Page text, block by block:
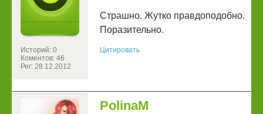
Историй: 0
Коментов: 46
Рег: 28.12.2012
Страшно. Жутко правдоподобно.
Поразительно.
Цитировать
PolinaM